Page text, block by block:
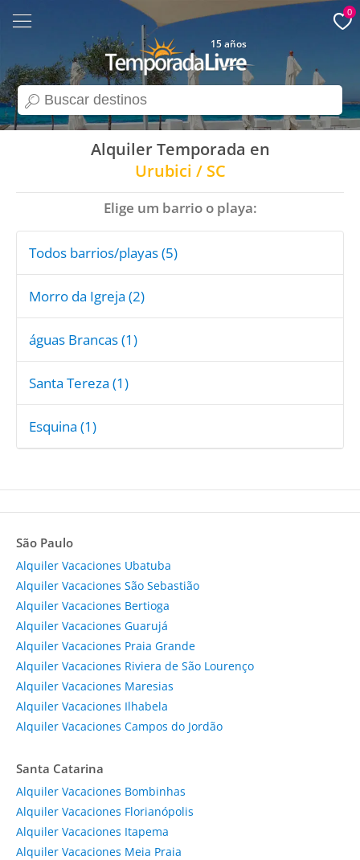
search
15 años
0
Alquiler Temporada en
Urubici / SC
Elige um barrio o playa:
Todos barrios/playas (5)
Morro da Igreja (2)
águas Brancas (1)
Santa Tereza (1)
Esquina (1)
São Paulo
Alquiler Vacaciones Ubatuba
Alquiler Vacaciones São Sebastião
Alquiler Vacaciones Bertioga
Alquiler Vacaciones Guarujá
Alquiler Vacaciones Praia Grande
Alquiler Vacaciones Riviera de São Lourenço
Alquiler Vacaciones Maresias
Alquiler Vacaciones Ilhabela
Alquiler Vacaciones Campos do Jordão
Santa Catarina
Alquiler Vacaciones Bombinhas
Alquiler Vacaciones Florianópolis
Alquiler Vacaciones Itapema
Alquiler Vacaciones Meia Praia